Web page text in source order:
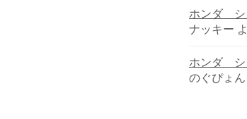
ホンダ シ
ナッキー
ホンダ シ
のぐぴょん